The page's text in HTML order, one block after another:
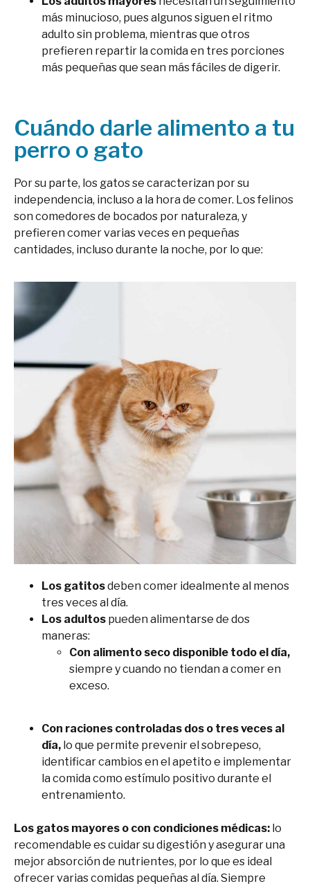
más minucioso, pues algunos siguen el ritmo
adulto sin problema, mientras que otros
prefieren repartir la comida en tres porciones
más pequeñas que sean más fáciles de digerir.
Cuándo darle alimento a tu
perro o gato
Por su parte, los gatos se caracterizan por su
independencia, incluso a la hora de comer. Los felinos
son comedores de bocados por naturaleza, y
prefieren comer varias veces en pequeñas
cantidades, incluso durante la noche, por lo que:
Los gatitosdeben comer idealmente al menos
tres veces al día.
Los adultos pueden alimentarse de dos
maneras:
Con alimento seco disponible todo el día,
siempre y cuando no tiendan a comer en
exceso.
Con raciones controladas dos o tres veces al
día, lo que permite prevenir el sobrepeso,
identificar cambios en el apetito e implementar
la comida como estímulo positivo durante el
entrenamiento.
Los gatos mayores o con condiciones médicas: lo
recomendable es cuidar su digestión y asegurar una
mejor absorción de nutrientes, por lo que es ideal
ofrecer varias comidas pequeñas al día. Siempre